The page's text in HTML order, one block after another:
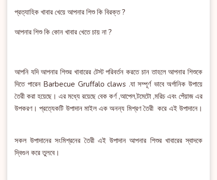
প্রত্যাহিক খাবার খেয়ে আপনার শিশু কি বিরক্ত ?
আপনার শিশু কি কোন খাবার খেতে চায় না ?
আপনি যদি আপনার শিশুর খাবারের টেস্ট পরিবর্তন করতে চান তাহলে আপনার শিশুকে
দিতে পারেন Barbecue Gruffalo claws .যা সম্পূর্ণ ভাবে অর্গানিক উপায়ে
তৈরী করা হয়েছে। এর মধ্যে রয়েছে বেক কর্ণ ,আপেল,টমেটো ,মরিচ এবং পেঁয়াজ এর
উপকরণ। প্রত্যেকটি উপাদান মাইল এক অনন্য মিশ্রণ তৈরী করে এই উপাদানে।
সকল উপাদানের সংমিশ্রনের তৈরী এই উপাদান আপনার শিশুর খাবারের স্বাদকে
দ্বিগুন করে তুলবে।